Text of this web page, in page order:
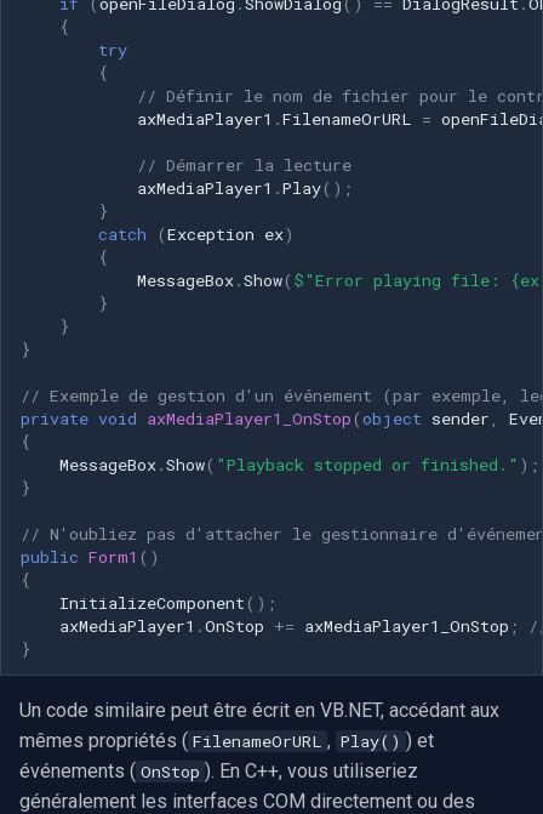
{
try
{
// Définir le nom de fichier pour le
axMediaPlayer1 .FilenameOrURL =
// Démarrer la lecture
axMediaPlayer1 .Play();
}
catch
(Exception ex)
{
MessageBox.Show( $"Error playing file:
}
}
}
// Exemple de gestion d'un événement (par exemple,
private void axMediaPlayer1_OnStop (object sender ,
{
MessageBox.Show( "Playback stopped or finished." );
}
// N'oubliez pas d'attacher le gestionnaire
public Form1 ()
{
InitializeComponent ();
axMediaPlayer1 .OnStop += axMediaPlayer1_OnStop ;
}
Un code similaire peut être écrit en VB.NET, accédant aux
mêmes propriétés ( FilenameOrURL , Play() ) et
événements ( OnStop ). En C++, vous utiliseriez
généralement les interfaces COM directement ou des